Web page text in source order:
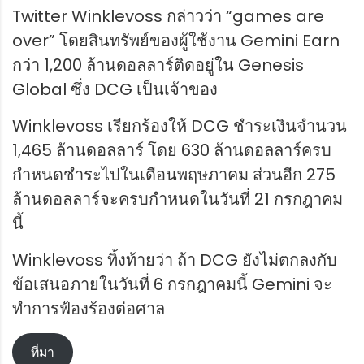
Twitter Winklevoss กล่าวว่า “games are
over” โดยสินทรัพย์ของผู้ใช้งาน Gemini Earn
กว่า 1,200 ล้านดอลลาร์ติดอยู่ใน Genesis
Global ซึ่ง DCG เป็นเจ้าของ
Winklevoss เรียกร้องให้ DCG ชำระเงินจำนวน
1,465 ล้านดอลลาร์ โดย 630 ล้านดอลลาร์ครบ
กำหนดชำระไปในเดือนพฤษภาคม ส่วนอีก 275
ล้านดอลลาร์จะครบกำหนดในวันที่ 21 กรกฎาคม
นี้
Winklevoss ทิ้งท้ายว่า ถ้า DCG ยังไม่ตกลงกับ
ข้อเสนอภายในวันที่ 6 กรกฎาคมนี้ Gemini จะ
ทำการฟ้องร้องต่อศาล
ที่มา